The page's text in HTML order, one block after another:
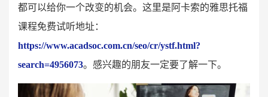
都可以给你一个改变的机会。这里是阿卡索的雅思托福
课程免费试听地址：
https://www.acadsoc.com.cn/seo/cr/ystf.html?
search=4956073。感兴趣的朋友一定要了解一下。